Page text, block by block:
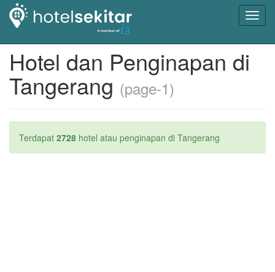
Hotel dan Penginapan di
Tangerang (page-1)
Terdapat 2728 hotel atau penginapan di Tangerang